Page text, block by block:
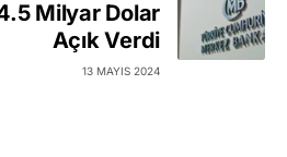
Milyar Dolar
Açık Verdi
13 MAYIS 2024